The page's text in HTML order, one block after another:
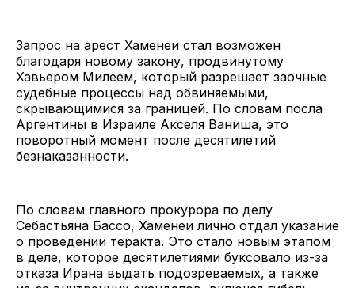
Запрос на арест Хаменеи стал возможен
благодаря новому закону, продвинутому
Хавьером Милеем, который разрешает заочные
судебные процессы над обвиняемыми,
скрывающимися за границей. По словам посла
Аргентины в Израиле Акселя Ваниша, это
поворотный момент после десятилетий
безнаказанности.
По словам главного прокурора по делу
Себастьяна Бассо, Хаменеи лично отдал указание
о проведении теракта. Это стало новым этапом
в деле, которое десятилетиями буксовало из-за
отказа Ирана выдать подозреваемых, а также